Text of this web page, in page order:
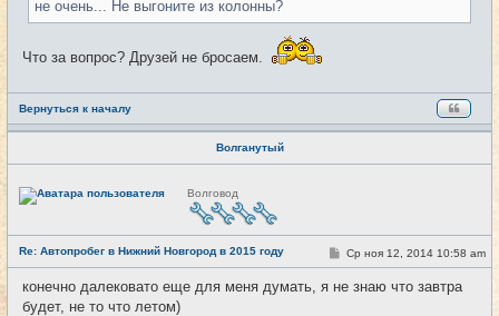
не очень... Не выгоните из колонны?
Что за вопрос? Друзей не бросаем.
Вернуться к началу
Волганутый
Н
е
е
т
и
Волговод
Re: Автопробег в Нижний Новгород в 2015 году #12
С
о
б
Ср ноя 12, 2014 10:58 am
конечно далековато еще для меня думать, я не знаю что завтра
будет, не то что летом)